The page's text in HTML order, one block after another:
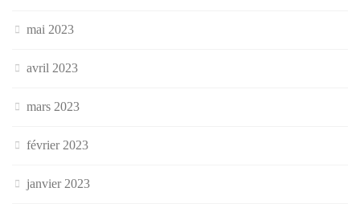
mai 2023
avril 2023
mars 2023
février 2023
janvier 2023